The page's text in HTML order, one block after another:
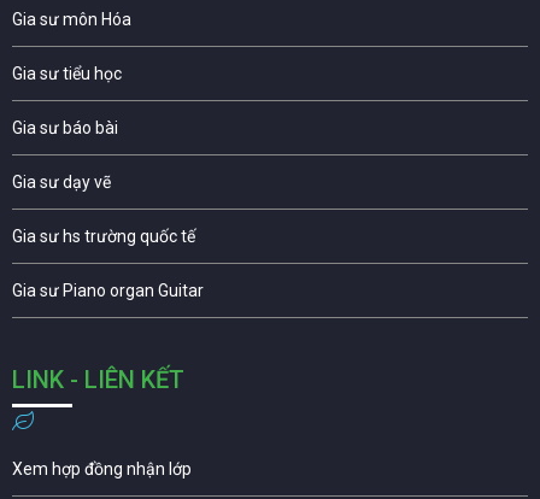
Gia sư môn Hóa
Gia sư tiểu học
Gia sư báo bài
Gia sư dạy vẽ
Gia sư hs trường quốc tế
Gia sư Piano organ Guitar
LINK - LIÊN KẾT
Xem hợp đồng nhận lớp